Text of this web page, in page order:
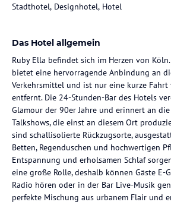
Stadthotel, Designhotel, Hotel
Das Hotel allgemein
Ruby Ella befindet sich im Herzen von
bietet eine hervorragende Anbindung an
Verkehrsmittel und ist nur eine kurze
entfernt. Die 24-Stunden-Bar des Hotels
Glamour der 90er Jahre und erinnert an
Talkshows, die einst an diesem Ort
sind schallisolierte Rückzugsorte,
Betten, Regenduschen und hochwertigen
Entspannung und erholsamen Schlaf
eine große Rolle, deshalb können Gäste E-
Radio hören oder in der Bar Live-Musik
perfekte Mischung aus urbanem Flair und